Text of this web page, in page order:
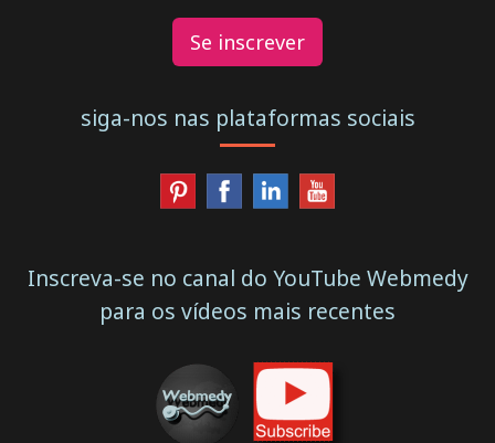
Se inscrever
siga-nos nas plataformas sociais
Inscreva-se no canal do YouTube Webmedy
para os vídeos mais recentes